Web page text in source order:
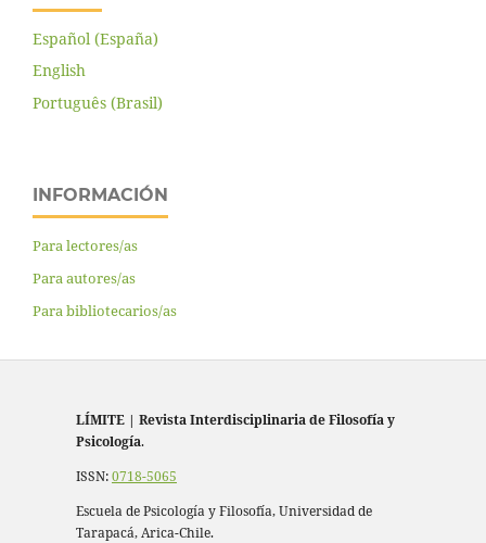
Español (España)
English
Português (Brasil)
INFORMACIÓN
Para lectores/as
Para autores/as
Para bibliotecarios/as
LÍMITE | Revista Interdisciplinaria de Filosofía y
Psicología.
ISSN:0718-5065
Escuela de Psicología y Filosofía, Universidad de
Tarapacá, Arica-Chile.